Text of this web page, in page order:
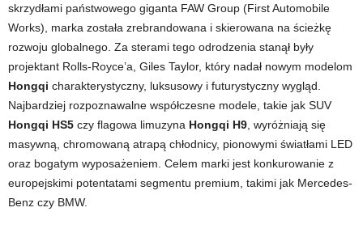
skrzydłami państwowego giganta FAW Group (First Automobile
Works), marka została zrebrandowana i skierowana na ścieżkę
rozwoju globalnego. Za sterami tego odrodzenia stanął były
projektant Rolls-Royce’a, Giles Taylor, który nadał nowym modelom
Hongqi charakterystyczny, luksusowy i futurystyczny wygląd.
Najbardziej rozpoznawalne współczesne modele, takie jak SUV
Hongqi HS5 czy flagowa limuzyna Hongqi H9 , wyróżniają się
masywną, chromowaną atrapą chłodnicy, pionowymi światłami LED
oraz bogatym wyposażeniem. Celem marki jest konkurowanie z
europejskimi potentatami segmentu premium, takimi jak Mercedes-
Benz czy BMW.